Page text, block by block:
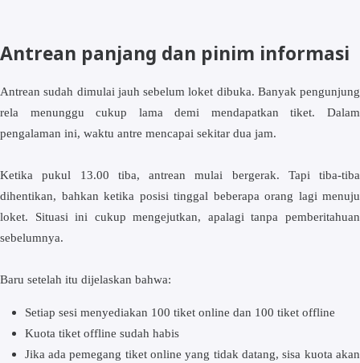
Antrean panjang dan pinim informasi
Antrean sudah dimulai jauh sebelum loket dibuka. Banyak pengunjung
rela menunggu cukup lama demi mendapatkan tiket. Dalam
pengalaman ini, waktu antre mencapai sekitar dua jam.
Ketika pukul 13.00 tiba, antrean mulai bergerak. Tapi tiba-tiba
dihentikan, bahkan ketika posisi tinggal beberapa orang lagi menuju
loket. Situasi ini cukup mengejutkan, apalagi tanpa pemberitahuan
sebelumnya.
Baru setelah itu dijelaskan bahwa:
Setiap sesi menyediakan 100 tiket online dan 100 tiket offline
Kuota tiket offline sudah habis
Jika ada pemegang tiket online yang tidak datang, sisa kuota akan